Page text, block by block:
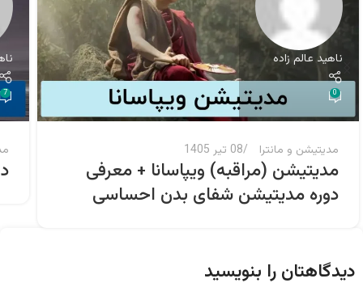
ناهید عالم زاده
0
مدیتیشن و مانترا 08 تیر 1405
مدیتیشن (مراقبه) ویپاسانا + معرفی
دوره مدیتیشن شفای بدن احساسی
7
دیدگاهتان را بنویسید